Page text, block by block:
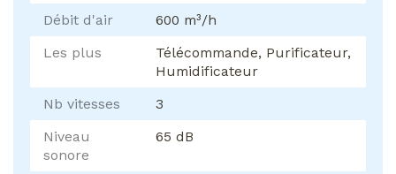
Débit d'air
600 m³/h
Les plus
Télécommande, Purificateur,
Humidificateur
Nb vitesses
3
Niveau
sonore
65 dB